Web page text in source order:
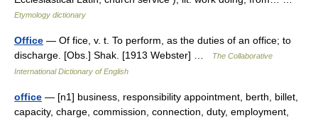
Etymology dictionary
Office — Of fice, v. t. To perform, as the duties of an office; to
discharge. [Obs.] Shak. [1913 Webster] …
The Collaborative
International Dictionary of English
office — [n1] business, responsibility appointment, berth, billet,
capacity, charge, commission, connection, duty, employment,